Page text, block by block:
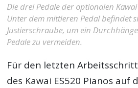
Die drei Pedale der optionalen
Unter dem mittleren Pedal befindet
Justierschraube, um ein
Pedale zu vermeiden.
Für den letzten
des Kawai ES520 Pianos auf